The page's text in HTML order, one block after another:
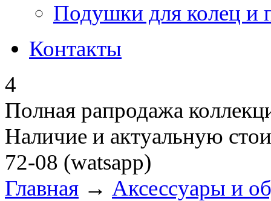
Подушки для колец и
Контакты
4
Полная рапродажа
Наличие и актуальную
72-08 (watsapp)
Главная → Аксессуары и